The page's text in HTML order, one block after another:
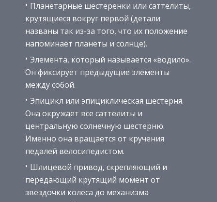
Планетарные шестеренки или саттелиты,
крутящиеся вокруг первой (детали
названы так из-за того, что их положение
напоминает планеты и солнце).
Элемента, который называется «водило».
Он фиксирует предыдущие элементы
между собой.
Эпицикл или эпициклическая шестерня.
Она окружает все саттелиты и
центральную солнечную шестерню.
Именно она вращается от кручения
педалей велосипедистом.
Шлицевой привод, скрепляющий и
передающий крутящий момент от
звездочки колеса до механизма